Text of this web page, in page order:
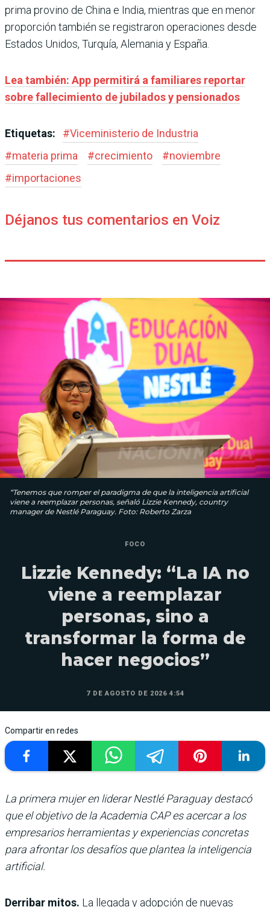
prima provino de China e India, mientras que en menor
proporción también se registraron operaciones desde
Estados Unidos, Turquía, Alemania y España.
Lea también: App permitirá a familiares reportar
sobre fallecimiento de jubilados y pensionados
Etiquetas: #Viceministerio de Industria
#materia prima #crecimiento #noviembre
#importaciones
Déjanos tus comentarios en Voiz
“Tenemos que romper el paradigma de que la inteligencia artificial
viene a reemplazar personas, señaló Lizzie Kennedy, country
manager de Nestlé Paraguay. Foto: Roberto Zarza
FOCO
Lizzie Kennedy: “La IA no
viene a reemplazar
personas, sino a
transformar la forma de
hacer negocios”
7 DE AGOSTO DE 2026 4:54
Compartir en redes
La primera mujer en liderar Nestlé Paraguay destacó
que el objetivo de la Academia CAP es acercar a los
empresarios herramientas y experiencias concretas
para afrontar los desafíos que plantea la inteligencia
artificial.
Derribar mitos. La llegada y adopción de nuevas